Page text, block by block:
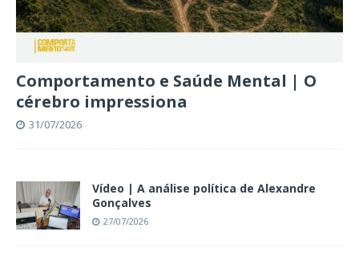
Comportamento e Saúde Mental | O
cérebro impressiona
31/07/2026
Vídeo | A análise política de Alexandre
Gonçalves
27/07/2026